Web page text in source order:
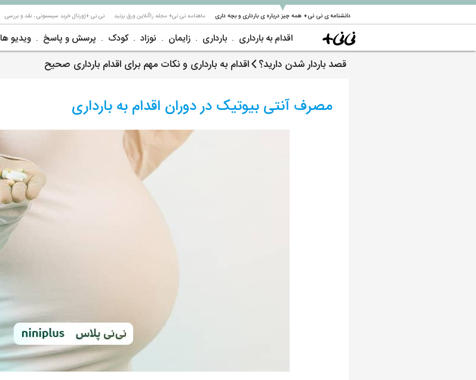
دانشنامه ی نی نی+ همه چیز درباره ی بارداری و بچه داری
▼ ماهنامه نی نی+ مجله راآنلاین ورق بزنید نی نی +ژورنال خربد سیسمونی ، نقد و بررسی
اقدام به بارداری بارداری زایمان نوزاد کودک پرسش و پاسخ ویدیو ها
قصد باردار شدن دارید؟ اقدام به بارداری و نکات مهم برای اقدام بارداری صحیح
مصرف آنتی بیوتیک در دوران اقدام به بارداری